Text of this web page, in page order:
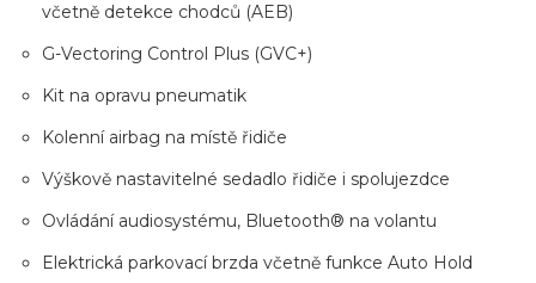
včetně detekce chodců (AEB)
G-Vectoring Control Plus (GVC+)
Kit na opravu pneumatik
Kolenní airbag na místě řidiče
Výškově nastavitelné sedadlo řidiče i spolujezdce
Ovládání audiosystému, Bluetooth® na volantu
Elektrická parkovací brzda včetně funkce Auto Hold